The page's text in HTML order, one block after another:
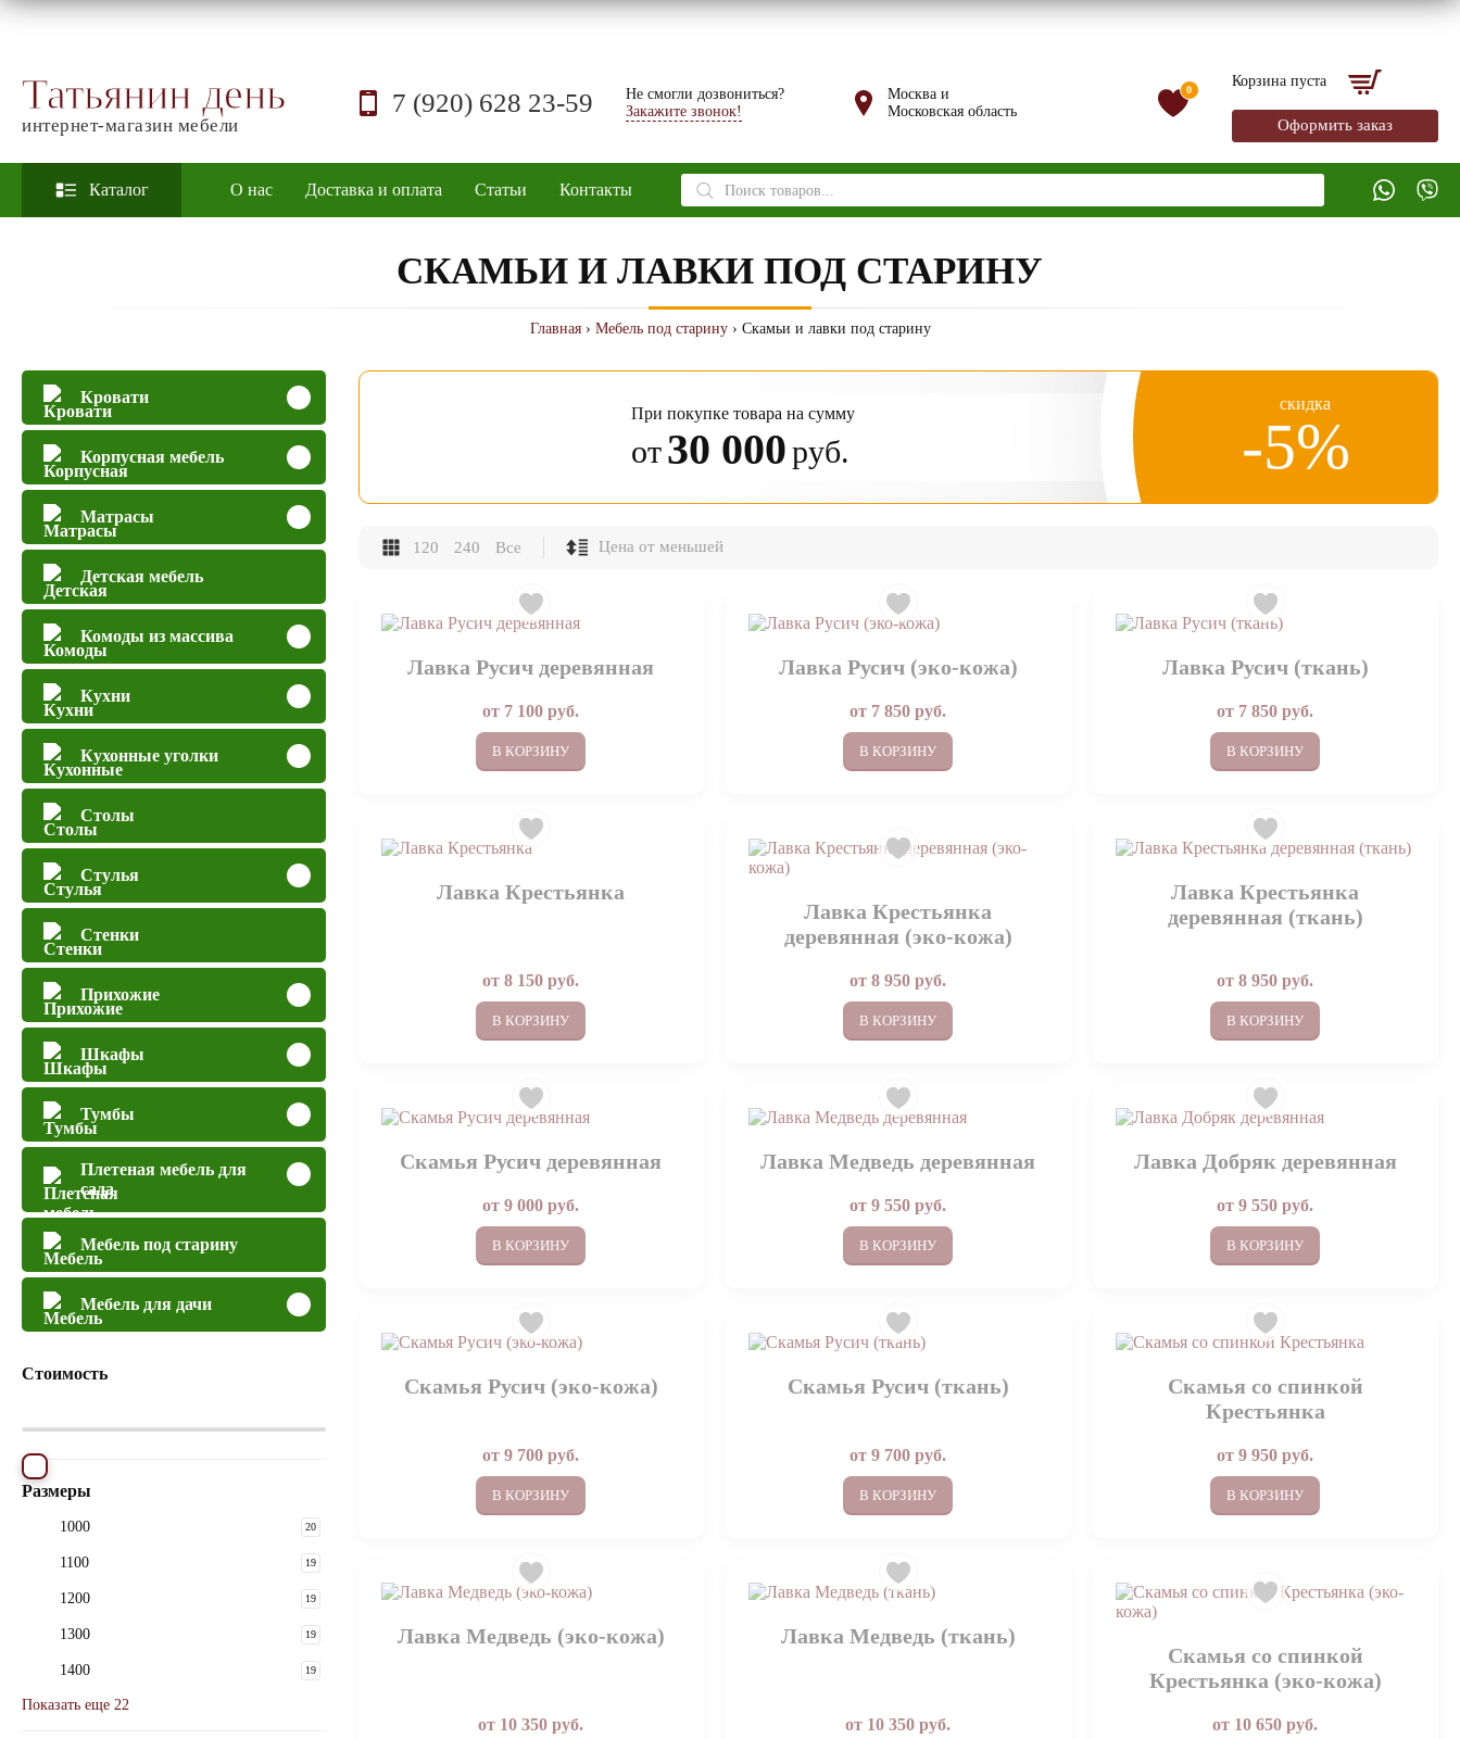
Татьянин день
интернет-магазин мебели
7 (920) 628 23-59
Не смогли дозвониться?
Закажите звонок!
Москва и
Московская область
0
Корзина пуста
Оформить заказ
Каталог О нас Доставка и оплата Статьи Контакты
Поиск
товаров
СКАМЬИ И ЛАВКИ ПОД СТАРИНУ
Главная› Мебель под старину› Скамьи и лавки под старину
Кровати
Корпусная мебель
Матрасы
Детская мебель
Комоды из массива
Кухни
Кухонные уголки
Столы
Стулья
Стенки
Прихожие
Шкафы
Тумбы
Плетеная мебель для
сада
Мебель под старину
Мебель для дачи
Стоимость
Размеры
1000 20
1100 19
1200 19
1300 19
1400 19
Показать еще 22
При покупке товара на сумму
от30 000руб.
скидка
-5%
120 240 Все
Лавка Русич деревянная
от 7 100 руб.
В КОРЗИНУ
Лавка Русич (эко-кожа)
от 7 850 руб.
В КОРЗИНУ
Лавка Русич (ткань)
от 7 850 руб.
В КОРЗИНУ
Лавка Крестьянка
от8 150 руб.
В КОРЗИНУ
Лавка Крестьянка
деревянная (эко-кожа)
от8 950 руб.
В КОРЗИНУ
Лавка Крестьянка
деревянная (ткань)
от8 950 руб.
В КОРЗИНУ
Скамья Русич деревянная
от9 000 руб.
В КОРЗИНУ
Лавка Медведь деревянная
от9 550 руб.
В КОРЗИНУ
Лавка Добряк деревянная
от9 550 руб.
В КОРЗИНУ
Скамья Русич (эко-кожа)
от9 700 руб.
В КОРЗИНУ
Скамья Русич (ткань)
от9 700 руб.
В КОРЗИНУ
Скамья со спинкой
Крестьянка
от9 950 руб.
В КОРЗИНУ
Лавка Медведь (эко-кожа)
от 10 350 руб.
Лавка Медведь (ткань)
от 10 350 руб.
Скамья со спинкой
Крестьянка (эко-кожа)
от 10 650 руб.